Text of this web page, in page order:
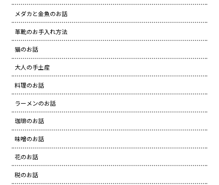
メダカと金魚のお話
革靴のお手入れ方法
猫のお話
大人の手土産
料理のお話
ラーメンのお話
珈琲のお話
味噌のお話
花のお話
税のお話